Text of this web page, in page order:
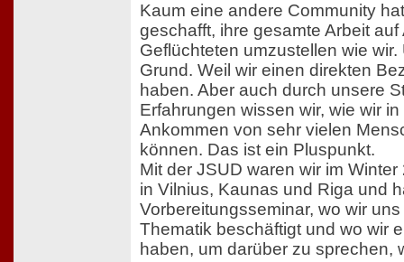
Kaum eine andere Community
geschafft, ihre gesamte Arbeit auf
Geflüchteten umzustellen wie
Grund. Weil wir einen direkten
haben. Aber auch durch unsere
Erfahrungen wissen wir, wie wir
Ankommen von sehr vielen
können. Das ist ein Pluspunkt.
Mit der JSUD waren wir im
in Vilnius, Kaunas und Riga und
Vorbereitungsseminar, wo wir
Thematik beschäftigt und wo wir
haben, um darüber zu sprechen,